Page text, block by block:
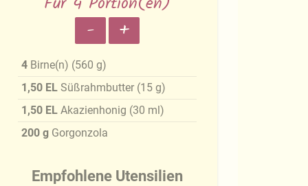
- +
4 Birne(n) (560 g)
1,50 EL Süßrahmbutter (15 g)
1,50 EL Akazienhonig (30 ml)
200 g Gorgonzola
Empfohlene Utensilien